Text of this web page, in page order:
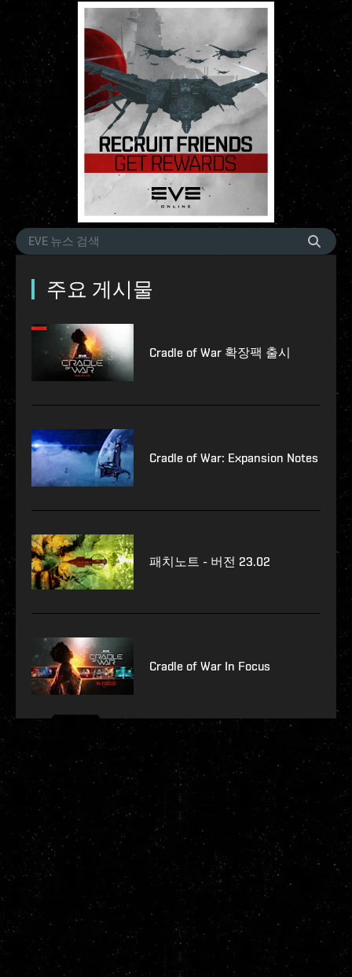
주요 게시물
Cradle of War 확장팩 출시
Cradle of War: Expansion Notes
패치노트 - 버전 23.02
Cradle of War In Focus